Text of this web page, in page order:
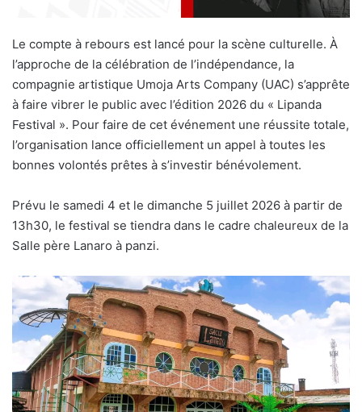
Le compte à rebours est lancé pour la scène culturelle. À
l’approche de la célébration de l’indépendance, la
compagnie artistique Umoja Arts Company (UAC) s’apprête
à faire vibrer le public avec l’édition 2026 du « Lipanda
Festival ». Pour faire de cet événement une réussite totale,
l’organisation lance officiellement un appel à toutes les
bonnes volontés prêtes à s’investir bénévolement.
Prévu le samedi 4 et le dimanche 5 juillet 2026 à partir de
13h30, le festival se tiendra dans le cadre chaleureux de la
Salle père Lanaro à panzi.